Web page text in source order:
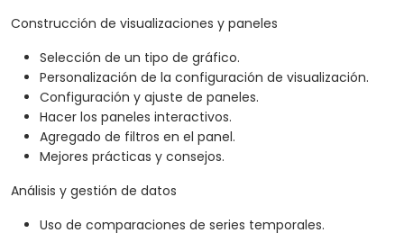
Construcción de visualizaciones y paneles
Selección de un tipo de gráfico.
Personalización de la configuración de visualización.
Configuración y ajuste de paneles.
Hacer los paneles interactivos.
Agregado de filtros en el panel.
Mejores prácticas y consejos.
Análisis y gestión de datos
Uso de comparaciones de series temporales.